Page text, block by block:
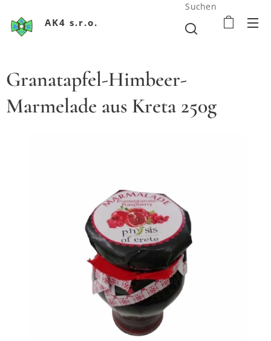
AK4 s.r.o.
Suchen
Granatapfel-Himbeer-
Marmelade aus Kreta 250g
Krétsky džem z granátového jablka a malín 250g
Krétsky džem z granátového jablka a malín 250g